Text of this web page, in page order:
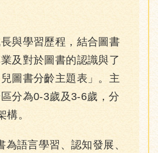
與學習歷程，結合圖書
及對於圖書的認識與了
圖書分齡主題表」。主
分為0-3歲及3-6歲，分
構。
語言學習、認知發展、